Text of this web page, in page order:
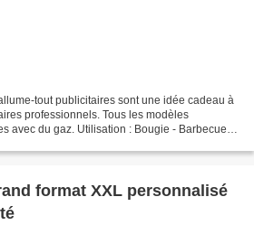
tout publicitaires sont une idée cadeau à
professionnels. Tous les modèles
avec du gaz. Utilisation : Bougie - Barbecue -
format XXL personnalisé